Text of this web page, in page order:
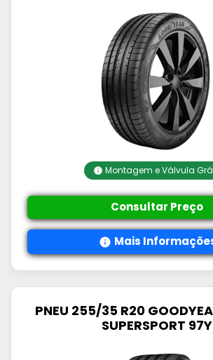
Montagem e Válvula
Consultar Preço
Mais
PNEU 255/35 R20
SUPERSPORT 97Y